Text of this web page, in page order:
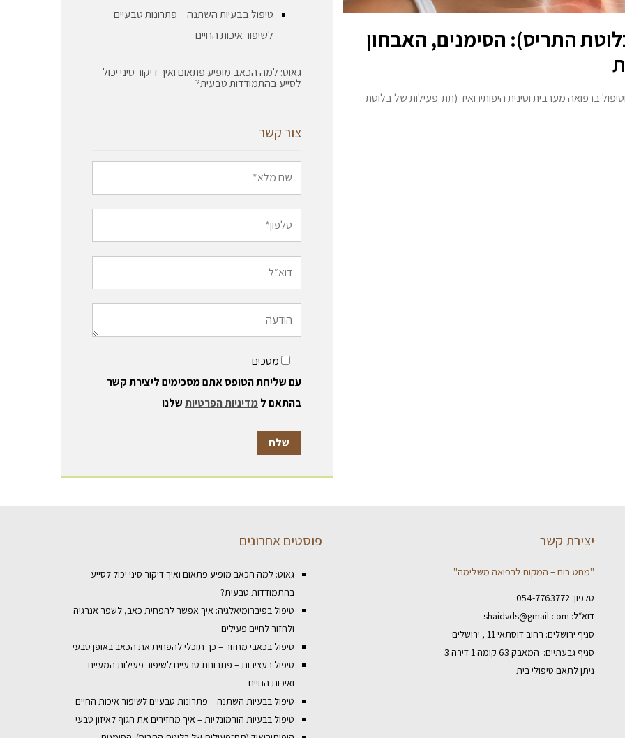
התריס): הסימנים, האבחון
ברפואה מערבית וסינית היפותירואיד (תת־פעילות של בלוטת
טיפול בבעיות השתנה – פתרונות טבעיים
לשיפור איכות החיים
גאוט: למה הכאב מופיע פתאום ואיך דיקור סיני יכול
לסייע בהתמודדות טבעית?
צור קשר
מסכים
עם שליחת הטופס אתם מסכימים ליצירת קשר
בהתאם ל מדיניות הפרטיותשלנו
יצירת קשר
"מחט רוח – המקום לרפואה משלימה"
טלפון: 054-7763772
דוא״ל: shaidvds@gmail.com
סניף ירושלים: רחוב דוסתאי 11 , ירושלים
סניף גבעתיים: המאבק 63 קומה 1 דירה 3
ניתן לתאם טיפולי בית
פוסטים אחרונים
גאוט: למה הכאב מופיע פתאום ואיך דיקור סיני יכול לסייע
בהתמודדות טבעית?
טיפול בפיברומיאלגיה: איך אפשר להפחית כאב, לשפר אנרגיה
ולחזור לחיים פעילים
טיפול בכאבי מחזור – כך תוכלי להפחית את הכאב באופן טבעי
טיפול בעצירות – פתרונות טבעיים לשיפור פעילות המעיים
ואיכות החיים
טיפול בבעיות השתנה – פתרונות טבעיים לשיפור איכות החיים
טיפול בבעיות הורמונליות – איך מחזירים את הגוף לאיזון טבעי